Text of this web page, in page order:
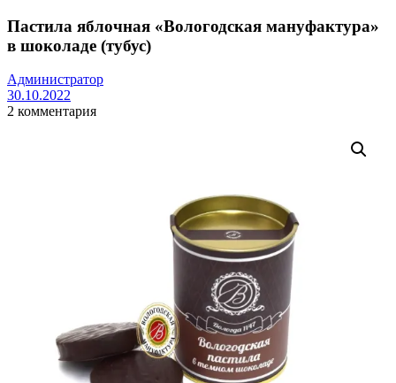
Пастила яблочная «Вологодская мануфактура»
в шоколаде (тубус)
Администратор
30.10.2022
2 комментария